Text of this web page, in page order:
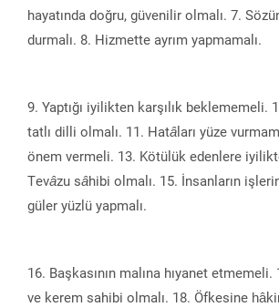
hayatında doğru, güvenilir olmalı. 7.
durmalı. 8. Hizmette ayrım yapmamalı.
Yaptığı iyilikten karşılık beklememeli.
tatlı dilli olmalı. 11. Hatâları yüze
önem vermeli. 13. Kötülük edenlere
Tevâzu sâhibi olmalı. 15. İnsanların
güler yüzlü yapmalı.
Başkasının malına hıyanet
ve kerem sahibi olmalı. 18. Öfkesine